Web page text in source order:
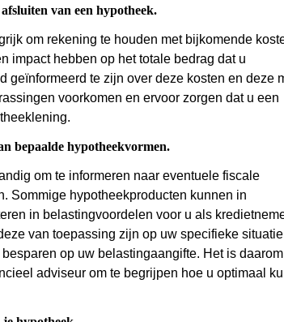
van een hypotheek.
om rekening te houden met bijkomende
impact hebben op het totale bedrag dat u
geïnformeerd te zijn over deze kosten en deze
voorkomen en ervoor zorgen dat u een
bepaalde hypotheekvormen.
om te informeren naar eventuele fiscale
Sommige hypotheekproducten kunnen in
in belastingvoordelen voor u als
van toepassing zijn op uw specifieke
op uw belastingaangifte. Het is daarom
adviseur om te begrijpen hoe u optimaal